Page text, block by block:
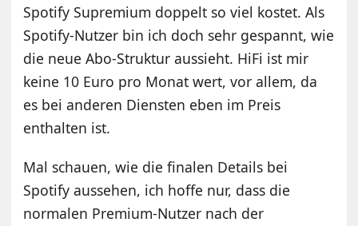
Spotify Supremium doppelt so viel kostet. Als
Spotify-Nutzer bin ich doch sehr gespannt, wie
die neue Abo-Struktur aussieht. HiFi ist mir
keine 10 Euro pro Monat wert, vor allem, da
es bei anderen Diensten eben im Preis
enthalten ist.
Mal schauen, wie die finalen Details bei
Spotify aussehen, ich hoffe nur, dass die
normalen Premium-Nutzer nach der